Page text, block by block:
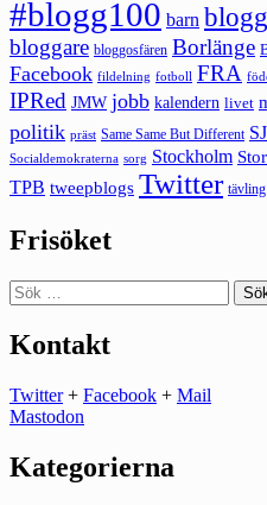
#blogg100 barn blogg
bloggare bloggosfären Borlänge
Facebook fildelning fotboll FRA
IPRed JMW jobb kalendern livet
politik präst Same Same But Different SJ
Socialdemokraterna sorg Stockholm
TPB tweepblogs Twitter tävling
Frisöket
Sök
efter:
Kontakt
Twitter+ Facebook + Mail
Mastodon
Kategorierna